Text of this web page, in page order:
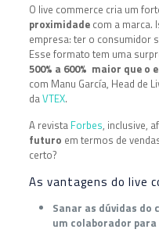
O live commerce cria um
proximidade com a marca.
empresa: ter o consumidor
Esse formato tem uma
500% a 600% maior que
com Manu García, Head de
daVTEX.
A revista Forbes, inclusive,
futuro em termos de
certo?
As vantagens do live
Sanar as dúvidas do
um colaborador para